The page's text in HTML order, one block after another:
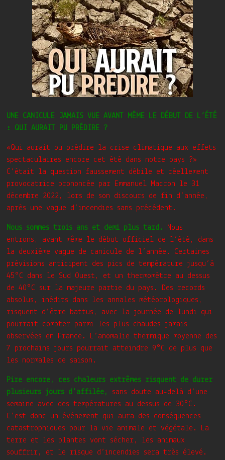
UNE CANICULE JAMAIS VUE AVANT MÊME LE DÉBUT DE L’ÉTÉ
: QUI AURAIT PU PRÉDIRE ?
«Qui aurait pu prédire la crise climatique aux effets
spectaculaires encore cet été dans notre pays ?»
C’était la question faussement débile et réellement
provocatrice prononcée par Emmanuel Macron le 31
décembre 2022, lors de son discours de fin d’année,
après une vague d’incendies sans précédent.
Nous sommes trois ans et demi plus tard.
Nous
entrons, avant même le début officiel de l’été, dans
la deuxième vague de canicule de l’année. Certaines
prévisions anticipent des pics de température jusqu’à
45°C dans le Sud Ouest, et un thermomètre au dessus
de 40°C sur la majeure partie du pays. Des records
absolus, inédits dans les annales météorologiques,
risquent d’être battus, avec la journée de lundi qui
pourrait compter parmi les plus chaudes jamais
observées en France. L’anomalie thermique moyenne des
7 prochains jours pourrait atteindre 9°C de plus que
les normales de saison.
Pire encore, ces chaleurs extrêmes risquent de durer
plusieurs jours d’affilée,
sans doute au-delà d’une
semaine avec des températures au dessus de 30°C.
C’est donc un événement qui aura des conséquences
catastrophiques pour la vie animale et végétale. La
terre et les plantes vont sécher, les animaux
souffrir, et le risque d’incendies sera très élevé.